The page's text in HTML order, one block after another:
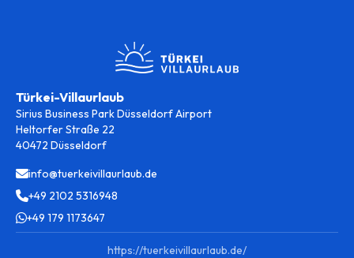
Türkei-Villaurlaub
Sirius Business Park Düsseldorf Airport
Heltorfer Straße 22
40472 Düsseldorf
info@tuerkeivillaurlaub.de
+49 2102 5316948
+49 179 1173647
https://tuerkeivillaurlaub.de/